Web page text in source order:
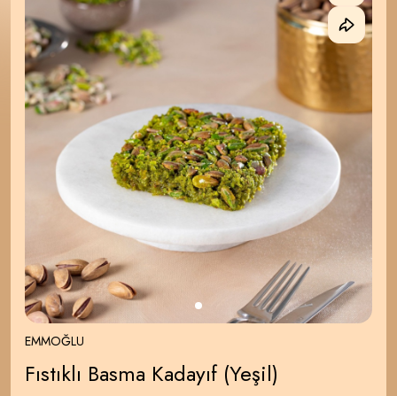
EMMOĞLU
Fıstıklı Basma Kadayıf (Yeşil)